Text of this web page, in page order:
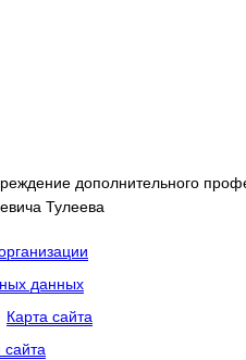
дополнительного
Тулеева
данных
Карта сайта